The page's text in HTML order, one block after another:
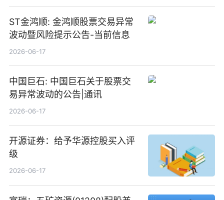
ST金鸿顺: 金鸿顺股票交易异常
波动暨风险提示公告-当前信息
2026-06-17
中国巨石: 中国巨石关于股票交
易异常波动的公告|通讯
2026-06-17
开源证券：给予华源控股买入评
级
2026-06-17